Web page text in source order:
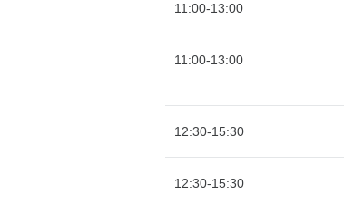
11:00-13:00
11:00-13:00
12:30-15:30
12:30-15:30